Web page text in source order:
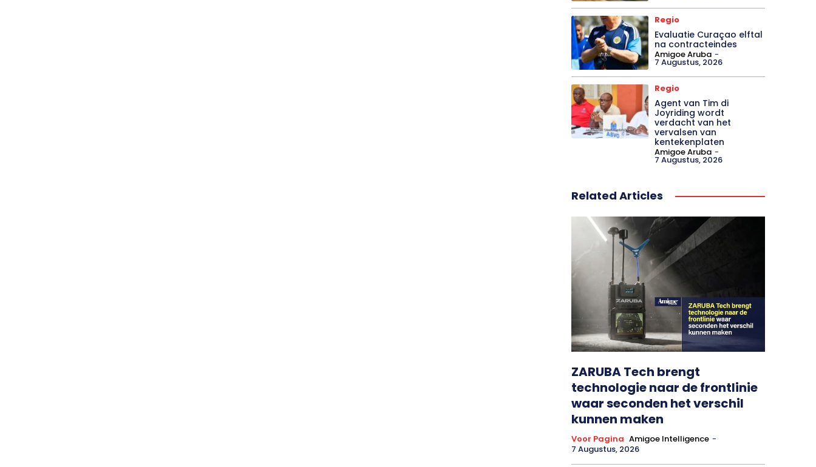
Regio
Evaluatie Curaçao elftal
na contracteindes
Amigoe Aruba -
7 Augustus, 2026
Regio
Agent van Tim di
Joyriding wordt
verdacht van het
vervalsen van
kentekenplaten
Amigoe Aruba -
7 Augustus, 2026
Related Articles
ZARUBA Tech brengt
technologie naar de frontlinie
waar seconden het verschil
kunnen maken
Voor Pagina Amigoe Intelligence -
7 Augustus, 2026